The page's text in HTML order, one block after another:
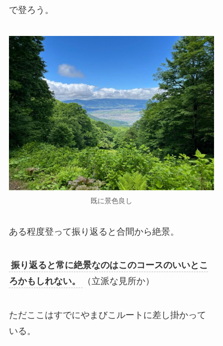
で登ろう。
既に景色良し
ある程度登って振り返ると合間から絶景。
振り返ると常に絶景なのはこのコースのいいとこ
ろかもしれない。
（立派な見所か）
ただここはすでにやまびこルートに差し掛かって
いる。